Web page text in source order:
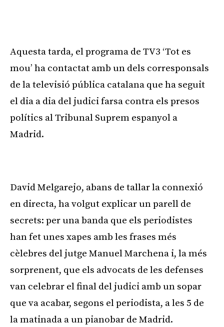
Aquesta tarda, el programa de TV3 ‘Tot es
mou’ ha contactat amb un dels corresponsals
de la televisió pública catalana que ha seguit
el dia a dia del judici farsa contra els presos
polítics al Tribunal Suprem espanyol a
Madrid.
David Melgarejo, abans de tallar la connexió
en directa, ha volgut explicar un parell de
secrets: per una banda que els periodistes
han fet unes xapes amb les frases més
cèlebres del jutge Manuel Marchena i, la més
sorprenent, que els advocats de les defenses
van celebrar el final del judici amb un sopar
que va acabar, segons el periodista, a les 5 de
la matinada a un pianobar de Madrid.